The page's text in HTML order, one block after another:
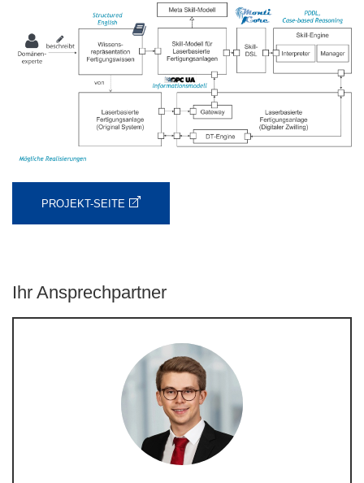
PROJEKT-SEITE
Ihr Ansprechpartner